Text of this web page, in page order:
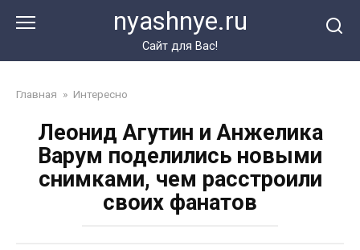
nyashnye.ru
Сайт для Вас!
Главная » Интересно
Леонид Агутин и Анжелика
Варум поделились новыми
снимками, чем расстроили
своих фанатов